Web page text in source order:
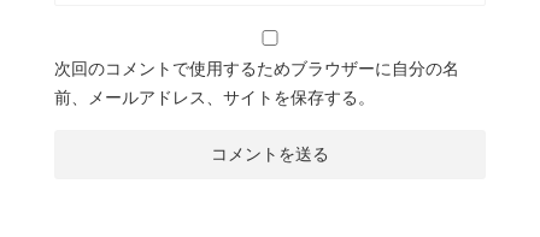
次回のコメントで使用するためブラウザーに自分の名
前、メールアドレス、サイトを保存する。